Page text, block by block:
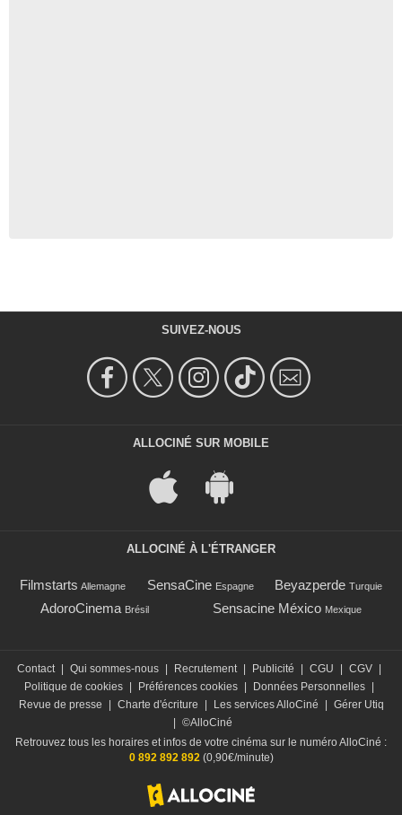
SUIVEZ-NOUS
ALLOCINÉ SUR MOBILE
ALLOCINÉ À L'ÉTRANGER
Filmstarts Allemagne SensaCine Espagne Beyazperde Turquie
AdoroCinema Brésil Sensacine México Mexique
Contact Qui sommes-nous Recrutement Publicité CGU CGV
Politique de cookies
Préférences cookies Données Personnelles
Revue de presse
Charte d'écriture Les services AlloCiné
Gérer Utiq
©AlloCiné
Retrouvez tous les horaires et infos de votre cinéma sur le numéro AlloCiné :
0 892 892 892(0,90€/minute)